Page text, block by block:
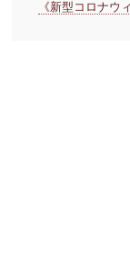
《新型コロナウ